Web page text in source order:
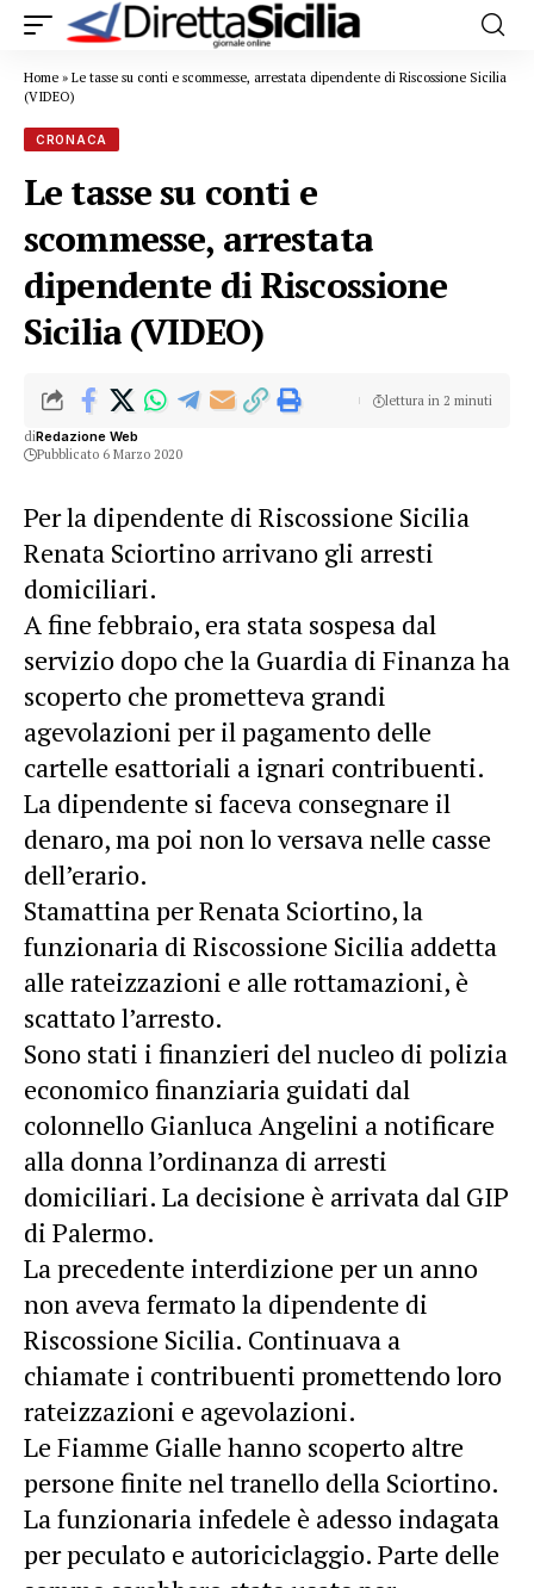
Home » Le tasse su conti e scommesse, arrestata dipendente di Riscossione Sicilia
(VIDEO)
CRONACA
Le tasse su conti e
scommesse, arrestata
dipendente di Riscossione
Sicilia (VIDEO)
diRedazione Web
Pubblicato 6 Marzo 2020
lettura in 2 minuti
Per la dipendente di Riscossione Sicilia
Renata Sciortino arrivano gli arresti
domiciliari.
A fine febbraio, era stata sospesa dal
servizio dopo che la Guardia di Finanza ha
scoperto che prometteva grandi
agevolazioni per il pagamento delle
cartelle esattoriali a ignari contribuenti.
La dipendente si faceva consegnare il
denaro, ma poi non lo versava nelle casse
dell’erario.
Stamattina per Renata Sciortino, la
funzionaria di Riscossione Sicilia addetta
alle rateizzazioni e alle rottamazioni, è
scattato l’arresto.
Sono stati i finanzieri del nucleo di polizia
economico finanziaria guidati dal
colonnello Gianluca Angelini a notificare
alla donna l’ordinanza di arresti
domiciliari. La decisione è arrivata dal GIP
di Palermo.
La precedente interdizione per un anno
non aveva fermato la dipendente di
Riscossione Sicilia. Continuava a
chiamate i contribuenti promettendo loro
rateizzazioni e agevolazioni.
Le Fiamme Gialle hanno scoperto altre
persone finite nel tranello della Sciortino.
La funzionaria infedele è adesso indagata
per peculato e autoriciclaggio. Parte delle